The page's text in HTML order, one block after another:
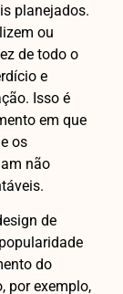
planejados.
ou
de todo o
e
Isso é
em que
os
não
de
do
por exemplo,